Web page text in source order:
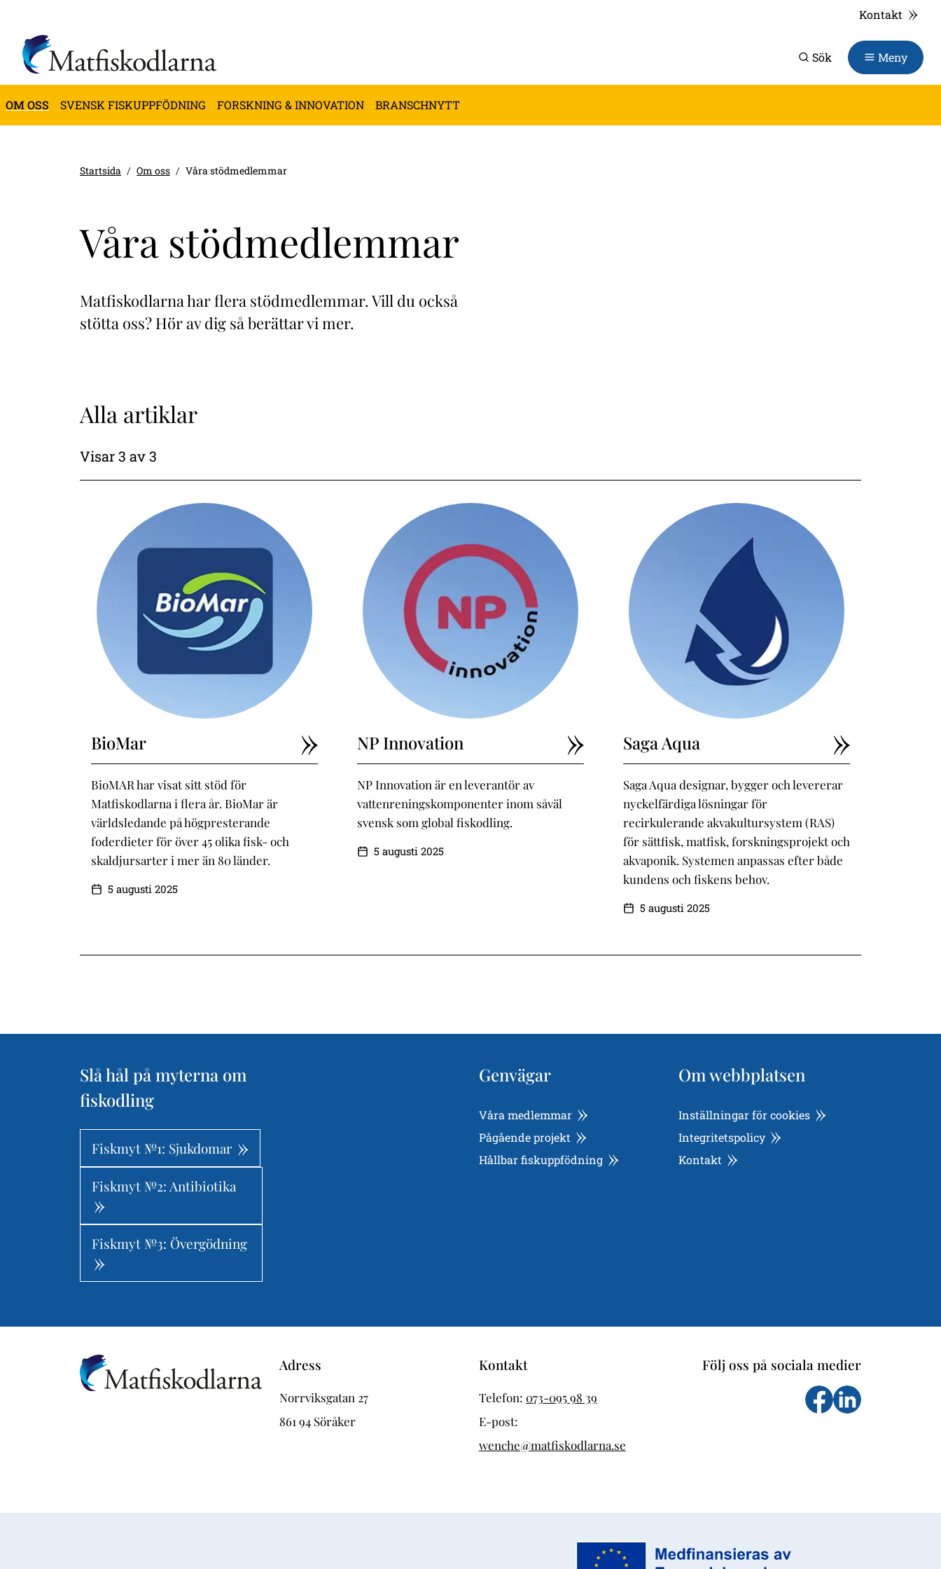
Kontakt
OM OSS SVENSK FISKUPPFÖDNING FORSKNING & INNOVATION BRANSCHNYTT
Sök Meny
Startsida Om oss Våra stödmedlemmar
Våra stödmedlemmar
Matfiskodlarna har flera stödmedlemmar. Vill du också
stötta oss? Hör av dig så berättar vi mer.
Alla artiklar
Visar3 av3
BioMar
BioMAR har visat sitt stöd för
Matfiskodlarna i flera år. BioMar är
världsledande på högpresterande
foderdieter för över 45 olika fisk- och
skaldjursarter i mer än 80 länder.
5 augusti 2025
NP Innovation
NP Innovation är en leverantör av
vattenreningskomponenter inom såväl
svensk som global fiskodling.
5 augusti 2025
Saga Aqua
Saga Aqua designar, bygger och levererar
nyckelfärdiga lösningar för
recirkulerande akvakultursystem (RAS)
för sättfisk, matfisk, forskningsprojekt och
akvaponik. Systemen anpassas efter både
kundens och fiskens behov.
5 augusti 2025
Slå hål på myterna om
fiskodling
Fiskmyt №1: Sjukdomar
Fiskmyt №2: Antibiotika
Fiskmyt №3: Övergödning
Genvägar
Våra medlemmar
Pågående projekt
Hållbar fiskuppfödning
Om webbplatsen
Inställningar för cookies
Integritetspolicy
Kontakt
Adress
Norrviksgatan 27
861 94 Söråker
Kontakt
Telefon: 073-095 98 39
E-post:
wenche@matfiskodlarna.se
Följ oss på sociala medier
Följ oss på facebook
Följs oss på